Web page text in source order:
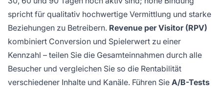
spricht für qualitativ hochwertige Vermittlung und starke
Beziehungen zu Betreibern. Revenue per Visitor (RPV)
kombiniert Conversion und Spielerwert zu einer
Kennzahl – teilen Sie die Gesamteinnahmen durch alle
Besucher und vergleichen Sie so die Rentabilität
verschiedener Inhalte und Kanäle. Führen Sie A/B-Tests